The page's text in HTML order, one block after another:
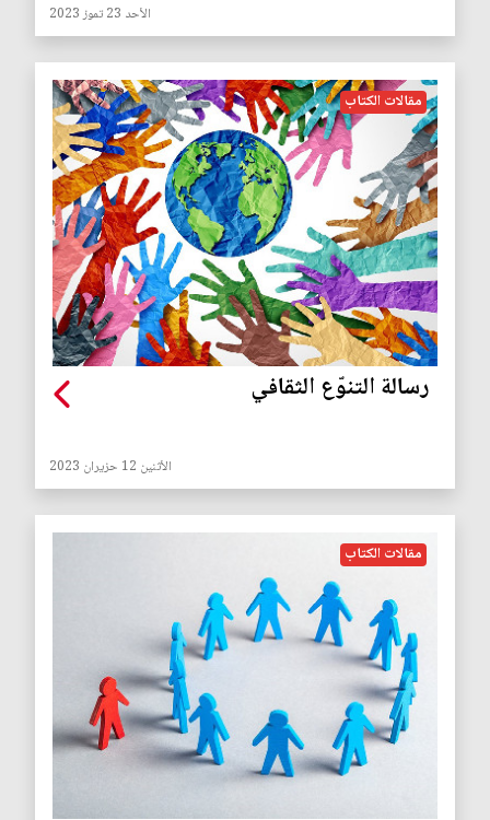
الأحد 23 تموز 2023
مقالات الكتاب
رسالة التنوّع الثقافي
الأثنين 12 حزيران 2023
مقالات الكتاب